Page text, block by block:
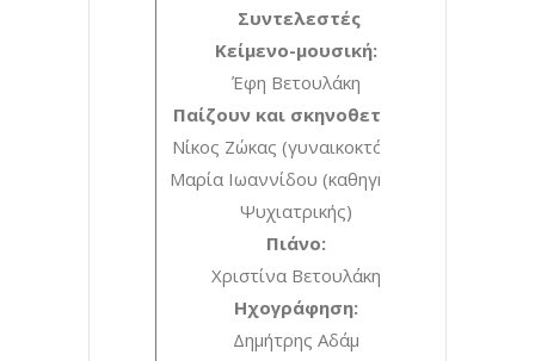
Συντελεστές
Κείμενο-μουσική:
Έφη Βετουλάκη
Παίζουν και σκηνοθετούν:
Νίκος Ζώκας (γυναικοκτόνος)
Μαρία Ιωαννίδου (καθηγήτρια
Ψυχιατρικής)
Πιάνο:
Χριστίνα Βετουλάκη
Ηχογράφηση:
Δημήτρης Αδάμ